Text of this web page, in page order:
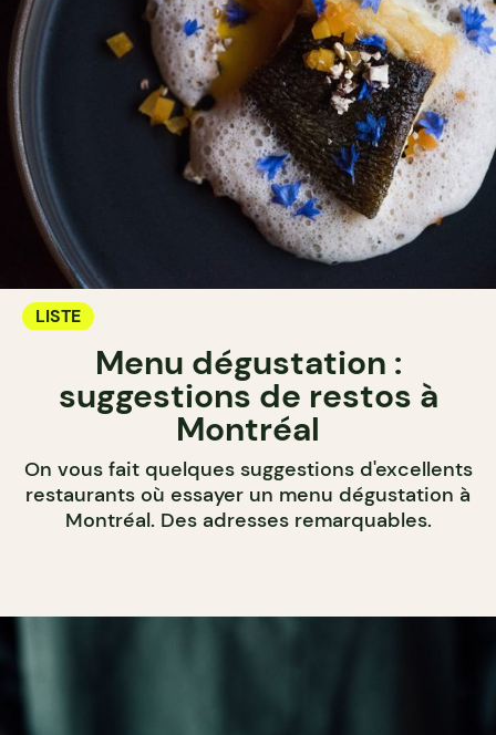
LISTE
Menu dégustation :
suggestions de restos à
Montréal
On vous fait quelques suggestions d'excellents
restaurants où essayer un menu dégustation à
Montréal. Des adresses remarquables.